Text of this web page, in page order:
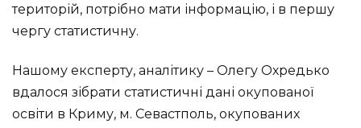
територій, потрібно мати інформацію, і в першу
чергу статистичну.
Нашому експерту, аналітику – Олегу Охредько
вдалося зібрати статистичні дані окупованої
освіти в Криму, м. Севастполь, окупованих